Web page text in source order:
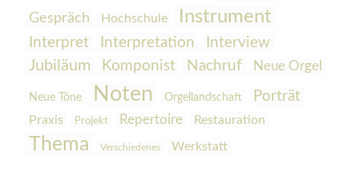
Gespräch Hochschule Instrument
Interpret Interpretation
Interview
Jubiläum
Komponist Nachruf Neue Orgel
Neue Töne Noten Orgellandschaft Porträt
Praxis Projekt Repertoire Restauration
Thema Verschiedenes Werkstatt